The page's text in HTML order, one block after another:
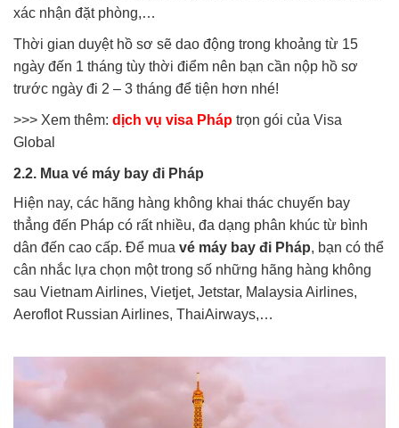
xác nhận đặt phòng,…
Thời gian duyệt hồ sơ sẽ dao động trong khoảng từ 15
ngày đến 1 tháng tùy thời điểm nên bạn cần nộp hồ sơ
trước ngày đi 2 – 3 tháng để tiện hơn nhé!
>>> Xem thêm: dịch vụ visa Pháp trọn gói của Visa
Global
2.2. Mua vé máy bay đi Pháp
Hiện nay, các hãng hàng không khai thác chuyến bay
thẳng đến Pháp có rất nhiều, đa dạng phân khúc từ bình
dân đến cao cấp. Để mua vé máy bay đi Pháp, bạn có thể
cân nhắc lựa chọn một trong số những hãng hàng không
sau Vietnam Airlines, Vietjet, Jetstar, Malaysia Airlines,
Aeroflot Russian Airlines, ThaiAirways,…